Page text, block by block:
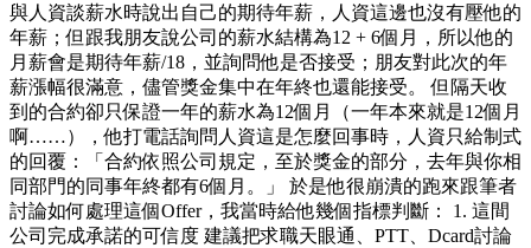
與人資談薪水時說出自己的期待年薪，人資這邊也沒有壓他的
年薪；但跟我朋友說公司的薪水結構為12 + 6個月，所以他的
月薪會是期待年薪/18，並詢問他是否接受；朋友對此次的年
薪漲幅很滿意，儘管獎金集中在年終也還能接受。 但隔天收
到的合約卻只保證一年的薪水為12個月（一年本來就是12個月
啊……），他打電話詢問人資這是怎麼回事時，人資只給制式
的回覆：「合約依照公司規定，至於獎金的部分，去年與你相
同部門的同事年終都有6個月。」 於是他很崩潰的跑來跟筆者
討論如何處理這個Offer，我當時給他幾個指標判斷： 1. 這間
公司完成承諾的可信度 建議把求職天眼通、PTT、Dcard討論